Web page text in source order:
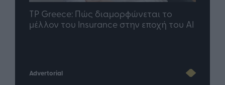
TP Greece: Πώς διαμορφώνεται το
μέλλον του Insurance στην εποχή του AI
Advertorial